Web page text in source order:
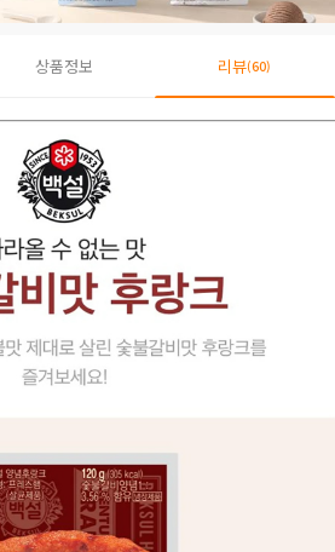
상품정보 리뷰(60)